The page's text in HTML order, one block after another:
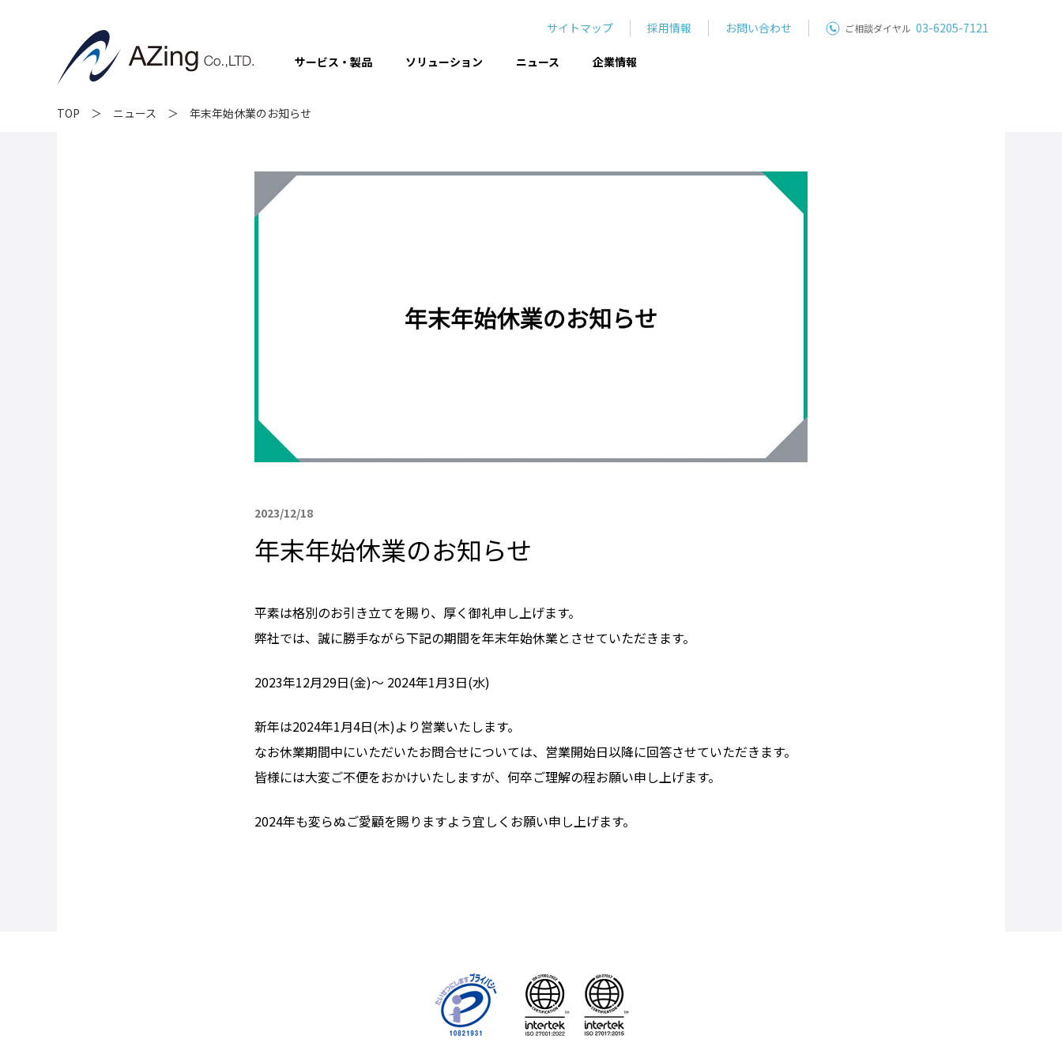
サイトマップ 採用情報 お問い合わせ ご相談ダイヤル 03-6205-7121
サービス・製品 ソリューション ニュース 企業情報
TOP ニュース 年末年始休業のお知らせ
2023/12/18
年末年始休業のお知らせ
平素は格別のお引き立てを賜り、厚く御礼申し上げます。
弊社では、誠に勝手ながら下記の期間を年末年始休業とさせていただきます。
2023年12月29日(金)～ 2024年1月3日(水)
新年は2024年1月4日(木)より営業いたします。
なお休業期間中にいただいたお問合せについては、営業開始日以降に回答させていただきます。
皆様には大変ご不便をおかけいたしますが、何卒ご理解の程お願い申し上げます。
2024年も変らぬご愛顧を賜りますよう宜しくお願い申し上げます。